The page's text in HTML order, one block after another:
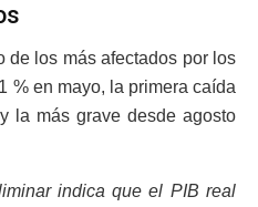
de los más afectados por los
% en mayo, la primera caída
la más grave desde agosto
indica que el PIB real